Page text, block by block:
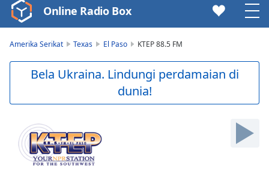
Video
Player
Skip
Skip
Forward
Mute
Current
Online Radio Box
Amerika Serikat Texas El Paso KTEP 88.5 FM
Bela Ukraina. Lindungi perdamaian di
dunia!